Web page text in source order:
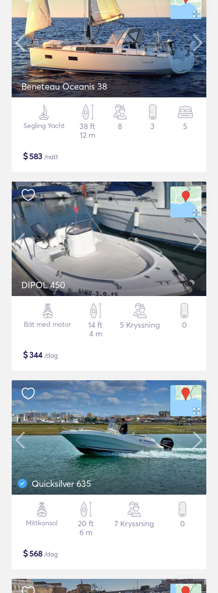
Beneteau Oceanis 38
Segling Yacht
38 ft
12 m
8 3 5
$583 /natt
DIPOL 450
Båt med motor
14 ft
4 m
5 Kryssning 0
$344/dag
Quicksilver 635
Mittkonsol
20 ft
6 m
7 Kryssning 0
$568 /dag